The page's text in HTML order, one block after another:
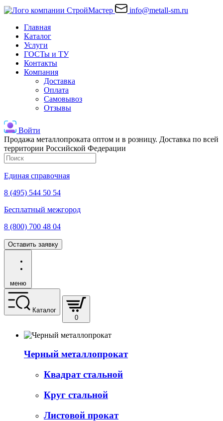
info@metall-sm.ru
Главная
Каталог
Услуги
ГОСТы и ТУ
Контакты
Компания
Доставка
Оплата
Самовывоз
Отзывы
Войти
Продажа металлопроката оптом и в розницу. Доставка по всей
территории Российской Федерации
Единая справочная
8 (495) 544 50 54
Бесплатный межгород
8 (800) 700 48 04
Оставить заявку
меню
Каталог
0
Черный металлопрокат
Квадрат стальной
Круг стальной
Листовой прокат